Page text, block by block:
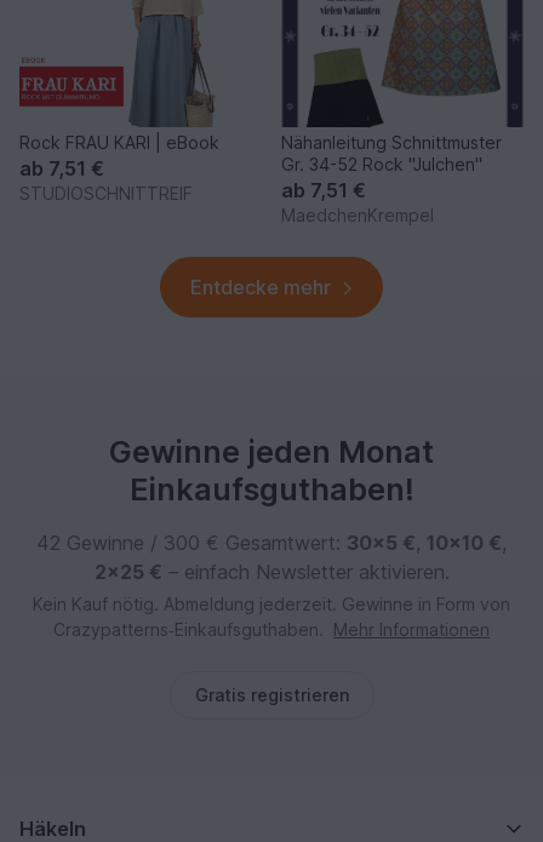
Rock FRAU KARI | eBook
ab 7,51 €
STUDIOSCHNITTREIF
Nähanleitung Schnittmuster
Gr. 34-52 Rock "Julchen"
ab 7,51 €
MaedchenKrempel
Entdecke mehr
Gewinne jeden Monat
Einkaufsguthaben!
42 Gewinne / 300 € Gesamtwert: 30×5 €, 10×10 €,
2×25 € – einfach Newsletter aktivieren.
Kein Kauf nötig. Abmeldung jederzeit. Gewinne in Form von
Crazypatterns‑Einkaufsguthaben.
Mehr Informationen
Gratis registrieren
Häkeln